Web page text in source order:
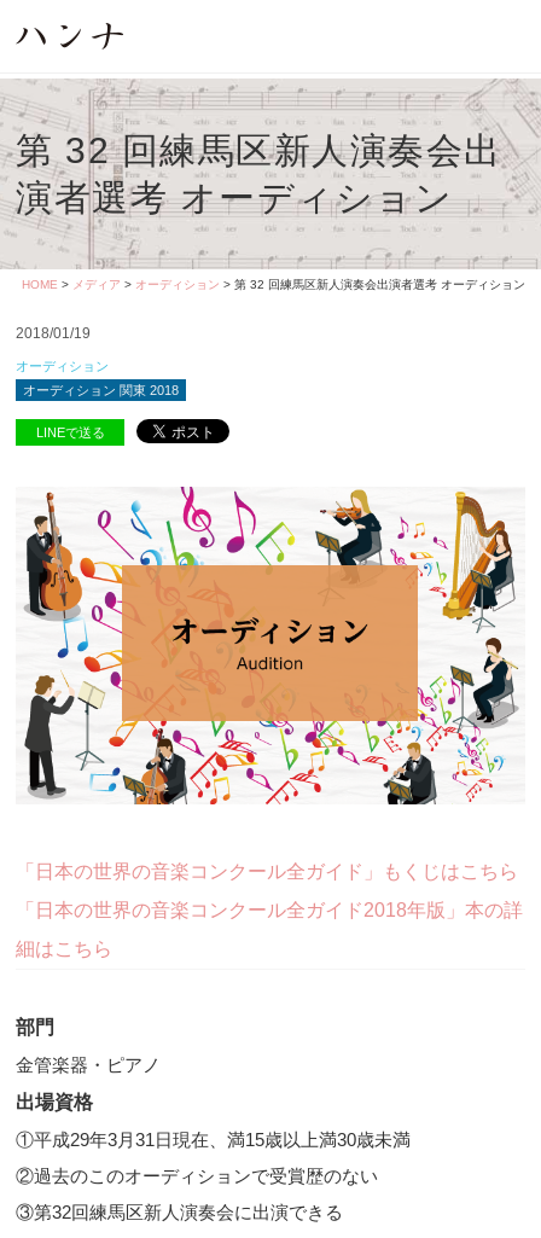
第 32 回練馬区新人演奏会出
演者選考 オーディション
HOME > メディア > オーディション > 第 32 回練馬区新人演奏会出演者選考 オーディション
2018/01/19
オーディション
オーディション 関東 2018
LINEで送る
「日本の世界の音楽コンクール全ガイド」もくじはこちら
「日本の世界の音楽コンクール全ガイド2018年版」本の詳
細はこちら
部門
金管楽器・ピアノ
出場資格
①平成29年3月31日現在、満15歳以上満30歳未満
②過去のこのオーディションで受賞歴のない
③第32回練馬区新人演奏会に出演できる